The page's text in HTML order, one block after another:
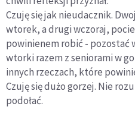
Czuję się jak nieudacznik.
wtorek, a drugi wczoraj,
powinienem robić - pozostać
wtorki razem z seniorami w
innych rzeczach, które
Czuję się dużo gorzej. Nie
podołać.